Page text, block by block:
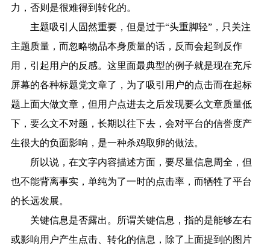
力，否则是很难得到转化的。
主题吸引人固然重要，但是过于“头重脚轻”，只关注
主题质量，而忽略物品本身质量的话，反而会起到反作
用，引起用户的反感。这里面最典型的例子就是现在充斥
屏幕的各种标题党文章了，为了吸引用户的点击而在起标
题上面大做文章，但用户点进去之后发现要么文章质量低
下，要么文不对题，长期以往下去，会对平台的信誉度产
生很大的负面影响，是一种杀鸡取卵的做法。
所以说，在文字内容描述方面，要尽量信息周全，但
也不能背离事实，单纯为了一时的点击率，而牺牲了平台
的长远发展。
关键信息是否露出。所谓关键信息，指的是能够左右
或影响用户产生点击、转化的信息，除了上面提到的图片